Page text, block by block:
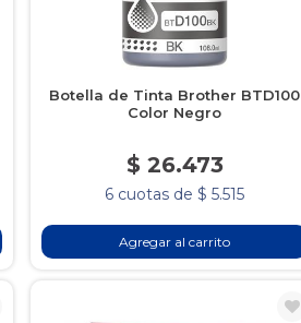
Botella de Tinta Brother BTD100
Color Negro
$ 26.473
6 cuotas de $ 5.515
Agregar al carrito